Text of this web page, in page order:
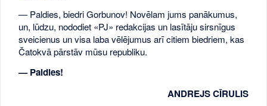
— Paldies, biedri Gorbunov! Novēlam jums panākumus,
un, lūdzu, nododiet «PJ» redakcijas un lasītāju sirsnīgus
sveicienus un visa laba vēlējumus arī citiem biedriem, kas
Čatokvā pārstāv mūsu republiku.
— Paldies!
ANDREJS CĪRULIS